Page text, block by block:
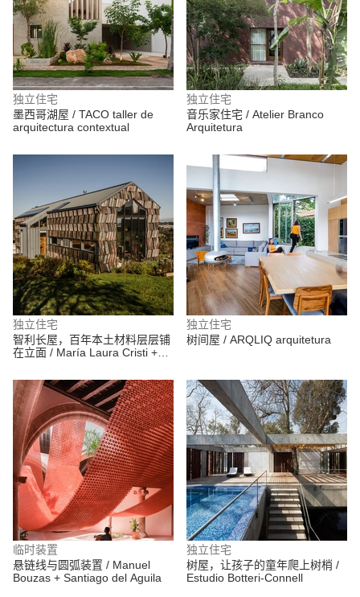
独立住宅
墨西哥湖屋 / TACO taller de
arquitectura contextual
独立住宅
音乐家住宅 / Atelier Branco
Arquitetura
独立住宅
智利长屋，百年本土材料层层铺
在立面 / María Laura Cristi +
独立住宅
树间屋 / ARQLIQ arquitetura
临时装置
悬链线与圆弧装置 / Manuel
Bouzas + Santiago del Aguila
独立住宅
树屋，让孩子的童年爬上树梢 /
Estudio Botteri-Connell